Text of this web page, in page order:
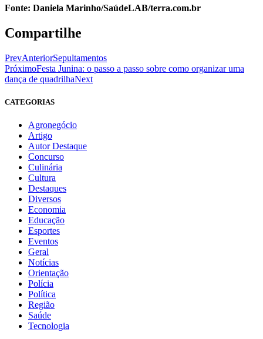
Fonte: Daniela Marinho/SaúdeLAB/terra.com.br
Compartilhe
PrevAnteriorSepultamentos
PróximoFesta Junina: o passo a passo sobre como organizar uma
dança de quadrilhaNext
CATEGORIAS
Agronegócio
Artigo
Autor Destaque
Concurso
Culinária
Cultura
Destaques
Diversos
Economia
Educação
Esportes
Eventos
Geral
Notícias
Orientação
Polícia
Política
Região
Saúde
Tecnologia